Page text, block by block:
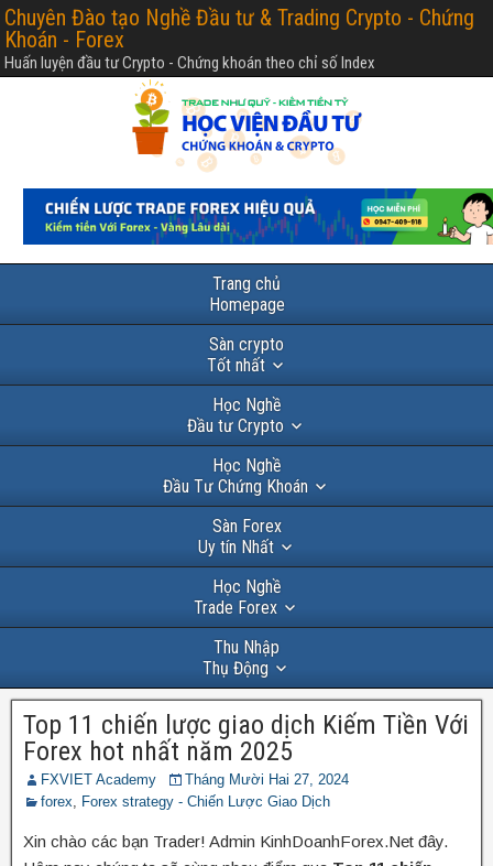
Chuyên Đào tạo Nghề Đầu tư & Trading Crypto - Chứng
Khoán - Forex
Huấn luyện đầu tư Crypto - Chứng khoán theo chỉ số Index
Trang chủ
Homepage
Sàn crypto
Tốt nhất
Học Nghề
Đầu tư Crypto
Học Nghề
Đầu Tư Chứng Khoán
Sàn Forex
Uy tín Nhất
Học Nghề
Trade Forex
Thu Nhập
Thụ Động
Top 11 chiến lược giao dịch Kiếm Tiền Với
Forex hot nhất năm 2025
FXVIET Academy
Tháng Mười Hai 27, 2024
forex
Forex strategy - Chiến Lược Giao Dịch
Xin chào các bạn Trader! Admin KinhDoanhForex.Net đây.